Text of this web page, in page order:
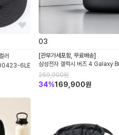
러
6LE
03
[관부가세포함, 무료배송]
삼성전자 갤럭시 버즈 4 Galaxy
R540 노이즈캔슬링 ANC 블루투
오픈형 이어폰
259,000원
34%169,900원